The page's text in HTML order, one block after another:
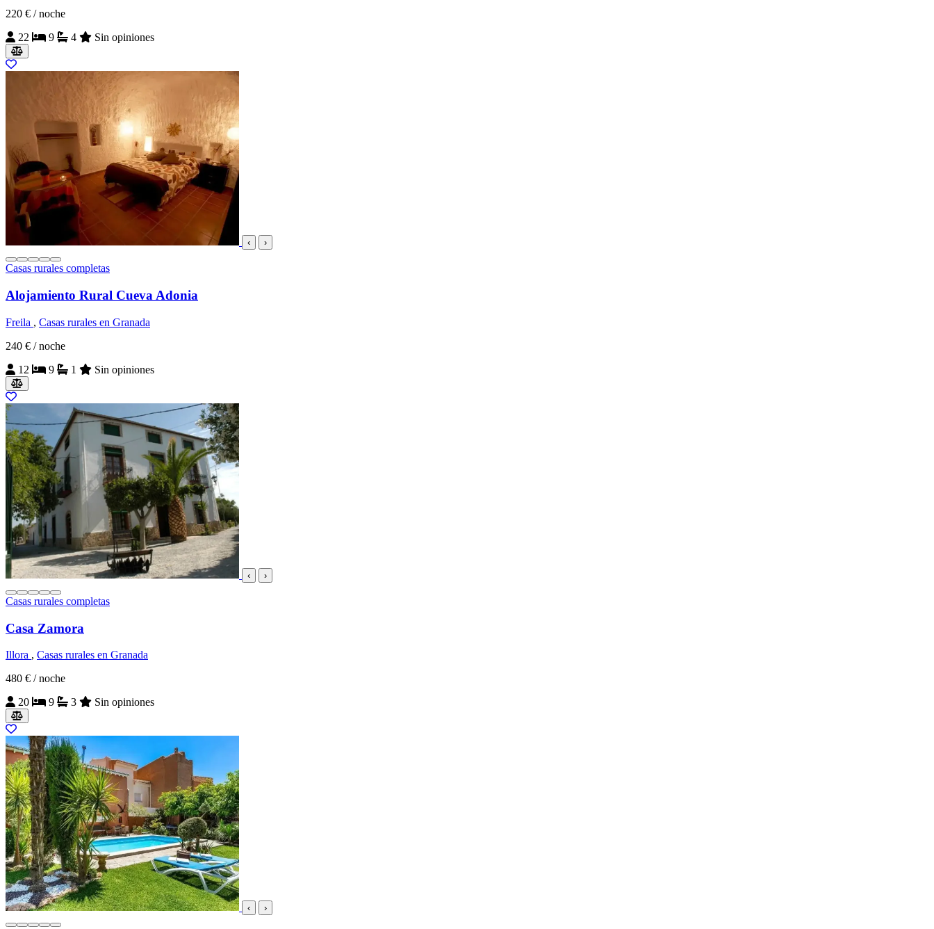
220 € / noche
22
9 4 Sin opiniones
‹ ›
Casas rurales completas
Alojamiento Rural Cueva Adonia
Freila , Casas rurales en Granada
240 € / noche
12
9 1 Sin opiniones
‹ ›
Casas rurales completas
Casa Zamora
Illora , Casas rurales en Granada
480 € / noche
20
9 3 Sin opiniones
‹ ›